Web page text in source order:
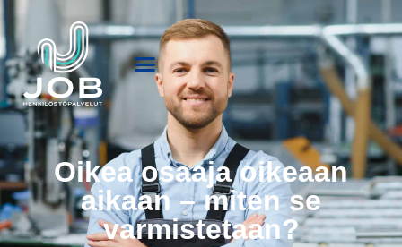
Oikea osaaja oikeaan
aikaan – miten se
varmistetaan?